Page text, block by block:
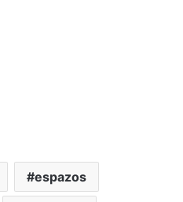
espazos